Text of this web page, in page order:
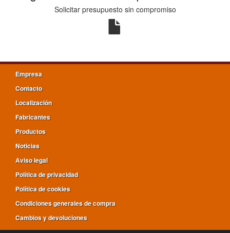
Solicitar presupuesto sin compromiso
Empresa
Contacto
Localización
Fabricantes
Productos
Noticias
Aviso legal
Política de privacidad
Política de cookies
Condiciones generales de compra
Cambios y devoluciones